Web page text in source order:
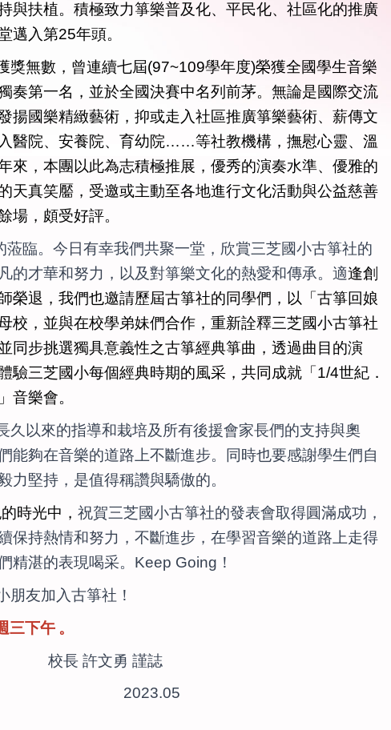
與扶植。積極致力箏樂普及化、平民化、社區化的推廣
邁入第25年頭。
獎無數，曾連續七屆(97~109學年度)榮獲全國學生音樂
奏第一名，並於全國決賽中名列前茅。無論是國際交流
揚國樂精緻藝術，抑或走入社區推廣箏樂藝術、薪傳文
醫院、安養院、育幼院……等社教機構，撫慰心靈、溫
來，本團以此為志積極推展，優秀的演奏水準、優雅的
天真笑靨，受邀或主動至各地進行文化活動與公益慈善
場，頗受好評。
蒞臨。今日有幸我們共聚一堂，欣賞三芝國小古箏社的
的才華和努力，以及對箏樂文化的熱愛和傳承。適逢創
榮退，我們也邀請歷屆古箏社的同學們，以「古箏回娘
校，並與在校學弟妹們合作，重新詮釋三芝國小古箏社
同步挑選獨具意義性之古箏經典箏曲，透過曲目的演
驗三芝國小每個經典時期的風采，共同成就「1/4世紀．
音樂會。
久以來的指導和栽培及所有後援會家長們的支持與奧
能夠在音樂的道路上不斷進步。同時也要感謝學生們自
力堅持，是值得稱讚與驕傲的。
時光中， 祝賀三芝國小古箏社的發表會取得圓滿成功，
保持熱情和努力，不斷進步，在學習音樂的道路上走得
精湛的表現喝采。Keep Going！
朋友加入古箏社！
三下午 。
校長 許文勇 謹誌